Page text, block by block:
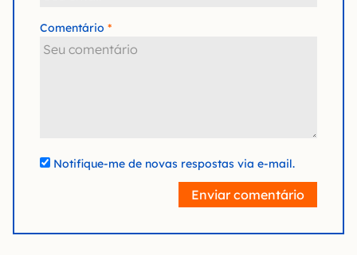
Comentário
Notifique-me de novas respostas via e-mail.
Enviar comentário